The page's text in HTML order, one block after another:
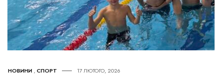
НОВИНИ ,СПОРТ 17 ЛЮТОГО, 2026